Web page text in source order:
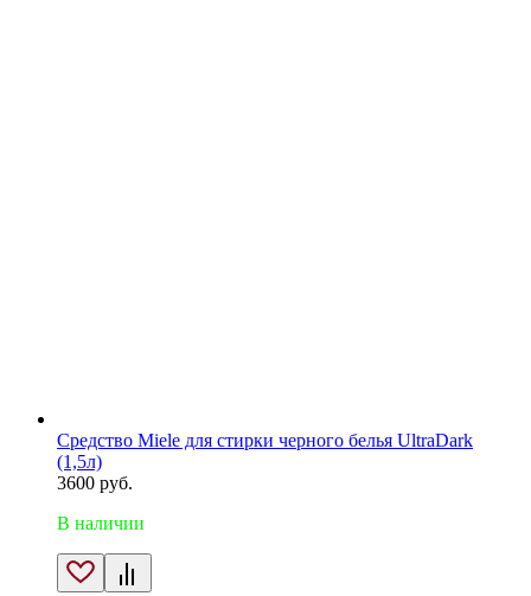
Средство Miele для стирки черного белья UltraDark
(1,5л)
3600 руб.
В наличии